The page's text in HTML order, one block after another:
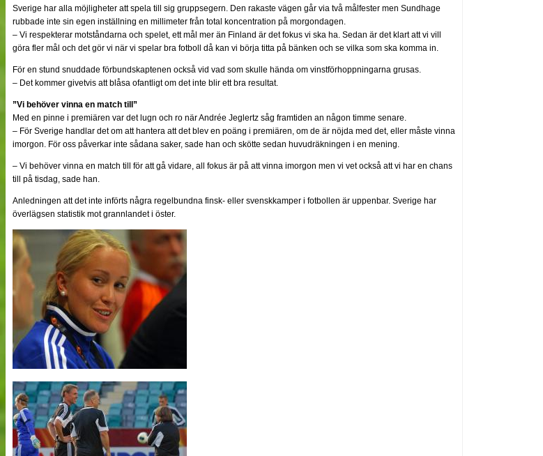
Sverige har alla möjligheter att spela till sig gruppsegern. Den rakaste vägen går via två målfester men Sundhage
rubbade inte sin egen inställning en millimeter från total koncentration på morgondagen.
– Vi respekterar motståndarna och spelet, ett mål mer än Finland är det fokus vi ska ha. Sedan är det klart att vi vill
göra fler mål och det gör vi när vi spelar bra fotboll då kan vi börja titta på bänken och se vilka som ska komma in.
För en stund snuddade förbundskaptenen också vid vad som skulle hända om vinstförhoppningarna grusas.
– Det kommer givetvis att blåsa ofantligt om det inte blir ett bra resultat.
”Vi behöver vinna en match till”
Med en pinne i premiären var det lugn och ro när Andrée Jeglertz såg framtiden an någon timme senare.
– För Sverige handlar det om att hantera att det blev en poäng i premiären, om de är nöjda med det, eller måste vinna
imorgon. För oss påverkar inte sådana saker, sade han och skötte sedan huvudräkningen i en mening.
– Vi behöver vinna en match till för att gå vidare, all fokus är på att vinna imorgon men vi vet också att vi har en chans
till på tisdag, sade han.
Anledningen att det inte införts några regelbundna finsk- eller svenskkamper i fotbollen är uppenbar. Sverige har
överlägsen statistik mot grannlandet i öster.